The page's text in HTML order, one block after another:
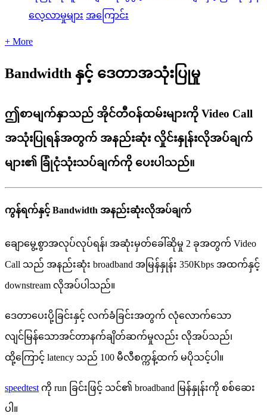
လေ့လာမှုများ အကြောင်း
+ More
Bandwidth နှင့် ဒေတာအသုံးပြုမှု
ဤစာမျက်နှာသည် အိုင်တီဝန်ထမ်းများကို Video Call
အသုံးပြုရန်အတွက် အနည်းဆုံး လှိုင်းနှုန်းလိုအပ်ချက်
များ၏ ခြုံငုံသုံးသပ်ချက်ကို ပေးပါသည်။
ကနရကနင Bandwidth အနညဆလအပခက
ခမစအလပလပရန၊ အဆမတခ ဆမ 2 ခအတက Video
Call သည အနညဆ broadband အ မနနန 350Kbps အထကနင
downstream လအပပ သည။
ဒတပပ ခငနင လကခ ခငအတက လလကသ
လင မနသအငတနကခတဆကမလည လအပသည၊
ထကင latency သည 100 မလစကနထက မပသငပ ။
speedtest က run ခင ဖင သင၏ broadband မနနနက စစဆ
ပ ။